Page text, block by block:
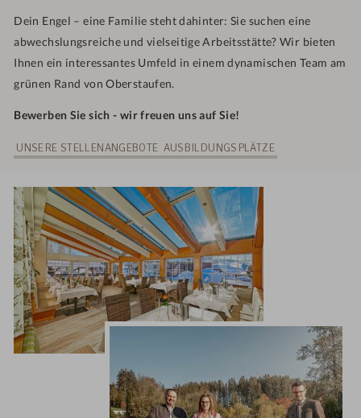
Dein Engel – eine Familie steht dahinter: Sie suchen eine
abwechslungsreiche und vielseitige Arbeitsstätte? Wir bieten
Ihnen ein interessantes Umfeld in einem dynamischen Team am
grünen Rand von Oberstaufen.
Bewerben Sie sich - wir freuen uns auf Sie!
UNSERE STELLENANGEBOTE AUSBILDUNGSPLÄTZE